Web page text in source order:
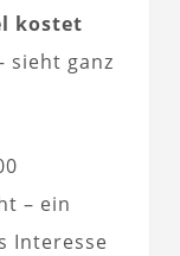
kostet
sieht ganz
– ein
Interesse